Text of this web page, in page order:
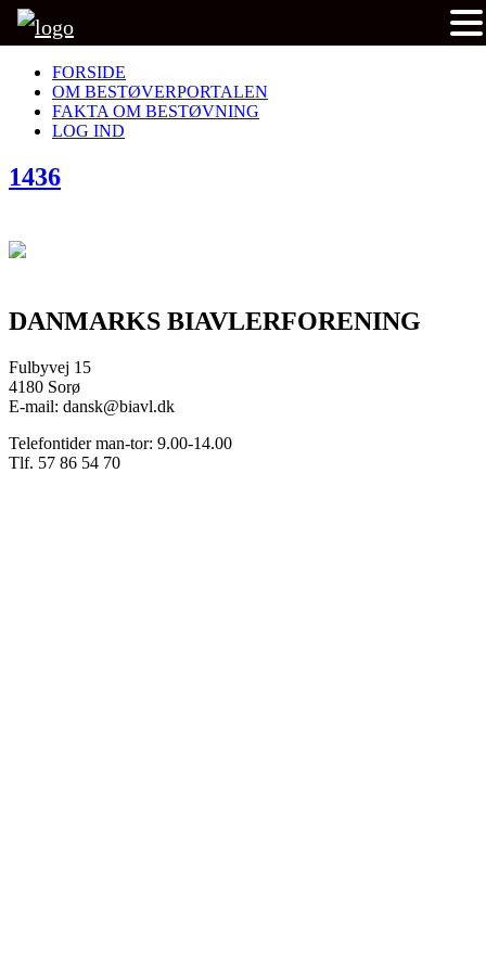
FORSIDE
OM BESTØVERPORTALEN
FAKTA OM BESTØVNING
LOG IND
1436
DANMARKS BIAVLERFORENING
Fulbyvej 15
4180 Sorø
E-mail: dansk@biavl.dk
Telefontider man-tor: 9.00-14.00
Tlf. 57 86 54 70